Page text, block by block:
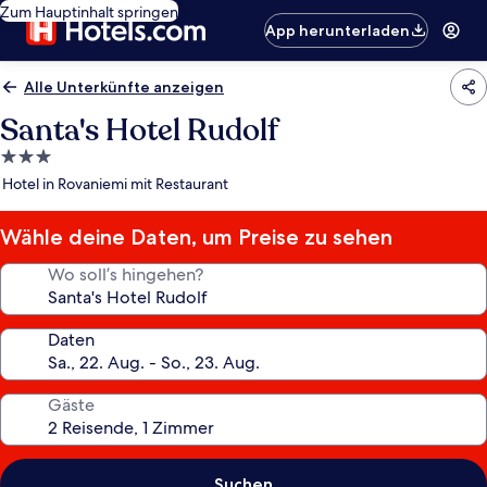
Zum Hauptinhalt springen
App herunterladen
Alle Unterkünfte anzeigen
Santa's Hotel Rudolf
3.0-
Sterne-
Hotel in Rovaniemi mit Restaurant
Wähle deine Daten, um Preise zu sehen
Wo soll’s hingehen?
Daten
Gäste